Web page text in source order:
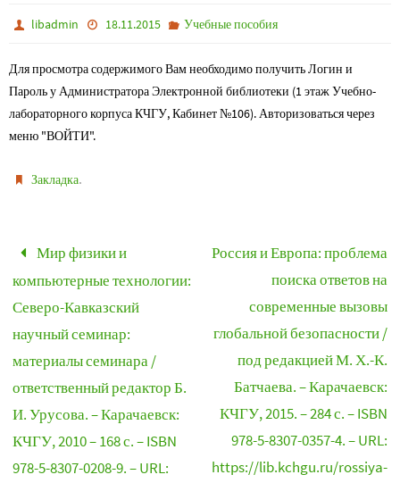
libadmin 18.11.2015 Учебные пособия
Для просмотра содержимого Вам необходимо получить Логин и
Пароль у Администратора Электронной библиотеки (1 этаж Учебно-
лабораторного корпуса КЧГУ, Кабинет №106). Авторизоваться через
меню "ВОЙТИ".
Закладка.
Мир физики и
компьютерные технологии:
Северо-Кавказский
научный семинар:
материалы семинара /
ответственный редактор Б.
И. Урусова. – Карачаевск:
КЧГУ, 2010 – 168 с. – ISBN
978-5-8307-0208-9. – URL:
Россия и Европа: проблема
поиска ответов на
современные вызовы
глобальной безопасности /
под редакцией М. Х.-К.
Батчаева. – Карачаевск:
КЧГУ, 2015. – 284 с. – ISBN
978-5-8307-0357-4. – URL:
https://lib.kchgu.ru/rossiya-